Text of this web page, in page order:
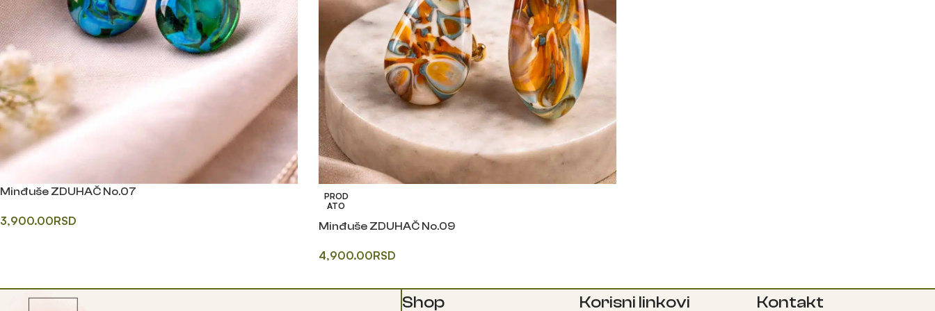
Minđuše ZDUHAČ No.07
3,900.00RSD
PROD
ATO
Minđuše ZDUHAČ No.09
4,900.00RSD
Shop Korisni linkovi Kontakt